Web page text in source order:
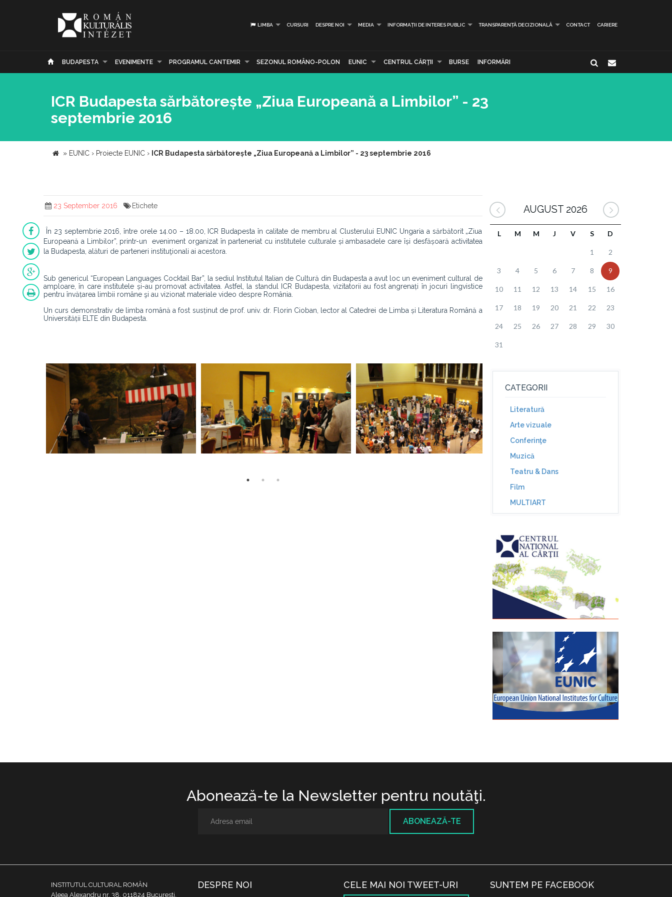
LIMBA CURSURI DESPRE NOI MEDIA INFORMAȚII DE INTERES PUBLIC TRANSPARENȚĂ DECIZIONALĂ CONTACT CARIERE
BUDAPESTA EVENIMENTE PROGRAMUL CANTEMIR SEZONUL ROMÂNO-POLON EUNIC CENTRUL CĂRŢII BURSE INFORMĂRI
ICR Budapesta sărbătorește „Ziua Europeană a Limbilor” - 23
septembrie 2016
» EUNIC › Proiecte EUNIC › ICR Budapesta sărbătorește „Ziua Europeană a Limbilor” - 23 septembrie 2016
23 September 2016 Etichete
În 23 septembrie 2016, între orele 14.00 – 18.00, ICR Budapesta în calitate de membru al Clusterului EUNIC Ungaria a sărbătorit „Ziua
Europeană a Limbilor”, printr-un eveniment organizat în parteneriat cu institutele culturale și ambasadele care își desfășoară activitatea
la Budapesta, alături de parteneri instituţionali ai acestora.
Sub genericul “European Languages Cocktail Bar”, la sediul Institutul Italian de Cultură din Budapesta a avut loc un eveniment cultural de
amploare, în care institutele și-au promovat activitatea. Astfel, la standul ICR Budapesta, vizitatorii au fost angrenați în jocuri lingvistice
pentru învățarea limbii române şi au vizionat materiale video despre România.
Un curs demonstrativ de limba română a fost susținut de prof. univ. dr. Florin Cioban, lector al Catedrei de Limba și Literatura Română a
Universității ELTE din Budapesta.
AUGUST 2026
L M M J V S D
1 2
3 4 5 6 7 8 9
10 11 12 13 14 15 16
17 18 19 20 21 22 23
24 25 26 27 28 29 30
31
CATEGORII
Literatură
Arte vizuale
Conferinţe
Muzică
Teatru & Dans
Film
MULTIART
Abonează-te la Newsletter pentru noutăţi.
ABONEAZĂ-TE
INSTITUTUL CULTURAL ROMÂN
Aleea Alexandru nr. 38, 011824 București,
DESPRE NOI CELE MAI NOI TWEET-URI SUNTEM PE FACEBOOK